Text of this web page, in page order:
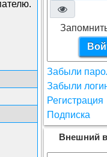
Забыли
Забыли
Регистрация
Подписка
Внешний